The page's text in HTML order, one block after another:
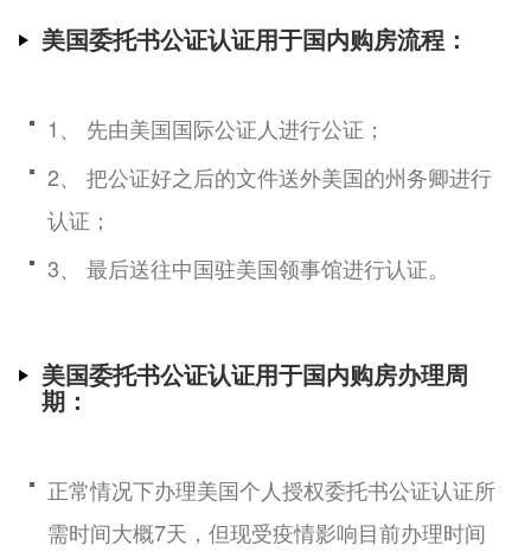
美国委托书公证认证用于国内购房流程：
1、 先由美国国际公证人进行公证；
2、 把公证好之后的文件送外美国的州务卿进行
认证；
3、 最后送往中国驻美国领事馆进行认证。
美国委托书公证认证用于国内购房办理周
期：
正常情况下办理美国个人授权委托书公证认证所
需时间大概7天，但现受疫情影响目前办理时间